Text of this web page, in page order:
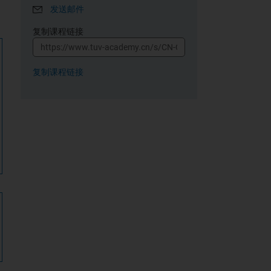
发送邮件
复制课程链接
复制课程链接